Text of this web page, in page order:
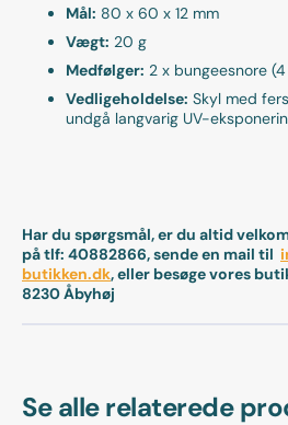
Mål: 80 x 60 x 12 mm
Vægt: 20 g
Medfølger: 2 x bungeesnore
Vedligeholdelse: Skyl med
undgå langvarig UV-
Har du spørgsmål, er du altid
på tlf: 40882866, sende en mail til
butikken.dk, eller besøge vores
8230 Åbyhøj
Se alle relaterede